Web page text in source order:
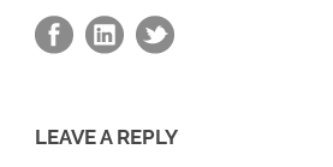
LEAVE A REPLY